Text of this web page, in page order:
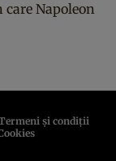
Napoleon
şi condiţii